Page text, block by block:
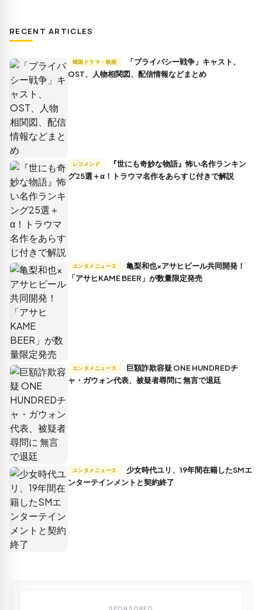
RECENT ARTICLES
韓国ドラマ・映画
OST、人物相関図、配信情報などまとめ
レコメンド
グ25選＋α！トラウマ名作をあらすじ付きで解説
エンタメニュース
「アサヒKAME BEER」が数量限定発売
エンタメニュース
ャ・ガウォン代表、被疑者尋問に 無言で退廷
エンタメニュース
ンターテインメントと契約終了